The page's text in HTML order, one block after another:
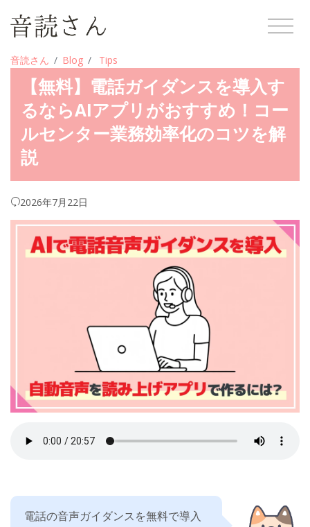
音読さん Blog Tips
【無料】電話ガイダンスを導入す
るならAIアプリがおすすめ！コー
ルセンター業務効率化のコツを解
説
2026年7月22日
電話の音声ガイダンスを無料で導入